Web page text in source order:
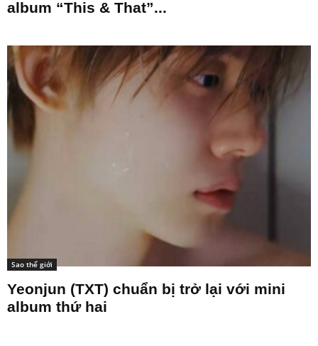
album “This & That”...
Sao thế giới
Yeonjun (TXT) chuẩn bị trở lại với mini
album thứ hai